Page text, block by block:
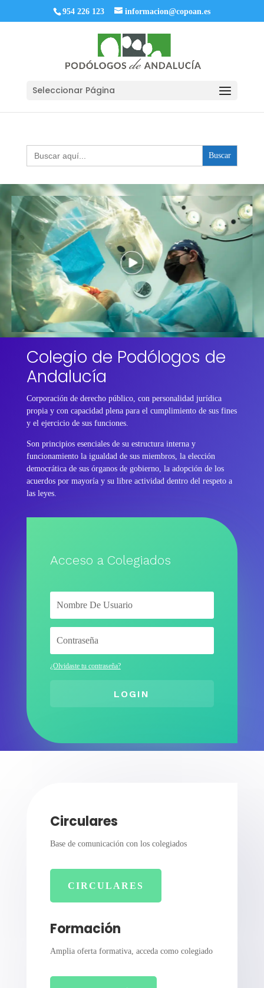
954 226 123 informacion@copoan.es
Seleccionar Página
Buscar:
Colegio de Podólogos de
Andalucía
Corporación de derecho público, con personalidad jurídica
propia y con capacidad plena para el cumplimiento de sus fines
y el ejercicio de sus funciones.
Son principios esenciales de su estructura interna y
funcionamiento la igualdad de sus miembros, la elección
democrática de sus órganos de gobierno, la adopción de los
acuerdos por mayoría y su libre actividad dentro del respeto a
las leyes.
Acceso a Colegiados
¿Olvidaste tu contraseña?
LOGIN
Circulares
Base de comunicación con los colegiados
CIRCULARES
Formación
Amplia oferta formativa, acceda como colegiado